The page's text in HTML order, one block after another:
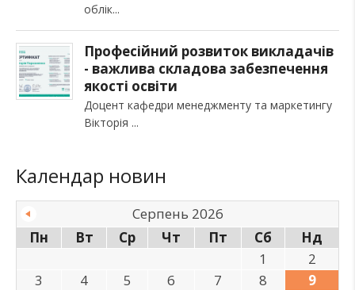
облік
Професійний розвиток викладачів
- важлива складова забезпечення
якості освіти
Доцент кафедри менеджменту та маркетингу
Вікторія
Календар новин
Серпень 2026
Пн
Вт Ср Чт Пт Сб
Нд
1
2
3
4 5 6 7 8
9